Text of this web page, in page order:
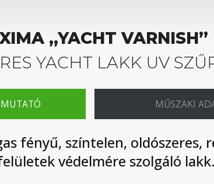
„YACHT VARNISH”
YACHT LAKK UV
MŰSZAKI
fényű, színtelen, oldószeres,
védelmére szolgáló lakk.